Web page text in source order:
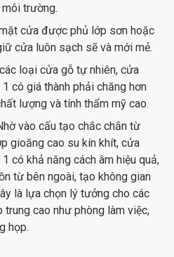
trường.
cửa được phủ lớp sơn hoặc
cửa luôn sạch sẽ và mới mẻ.
loại cửa gỗ tự nhiên, cửa
có giá thành phải chăng hơn
lượng và tính thẩm mỹ cao.
vào cấu tạo chắc chắn từ
gioăng cao su kín khít, cửa
có khả năng cách âm hiệu quả,
từ bên ngoài, tạo không gian
là lựa chọn lý tưởng cho các
cao như phòng làm việc,
họp.